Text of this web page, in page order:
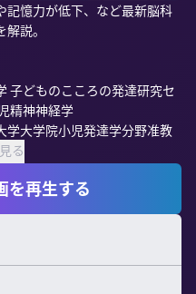
記憶力が低下、など最新脳科
説。
子どものこころの発達研究セ
精神神経学
学大学院小児発達学分野准教
る
を再生する